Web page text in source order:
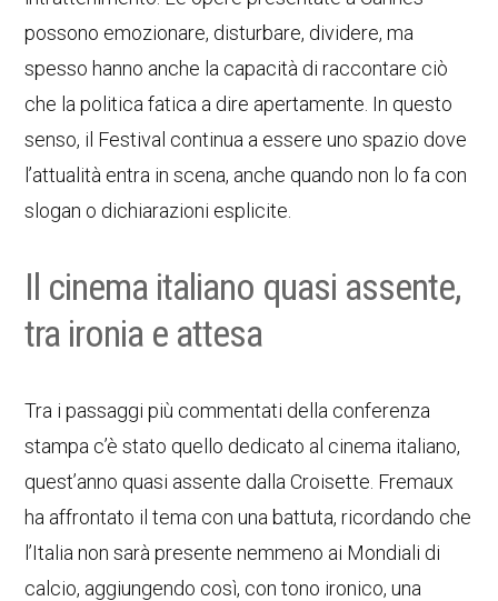
possono emozionare, disturbare, dividere, ma
spesso hanno anche la capacità di raccontare ciò
che la politica fatica a dire apertamente. In questo
senso, il Festival continua a essere uno spazio dove
l’attualità entra in scena, anche quando non lo fa con
slogan o dichiarazioni esplicite.
Il cinema italiano quasi assente,
tra ironia e attesa
Tra i passaggi più commentati della conferenza
stampa c’è stato quello dedicato al cinema italiano,
quest’anno quasi assente dalla Croisette. Fremaux
ha affrontato il tema con una battuta, ricordando che
l’Italia non sarà presente nemmeno ai Mondiali di
calcio, aggiungendo così, con tono ironico, una